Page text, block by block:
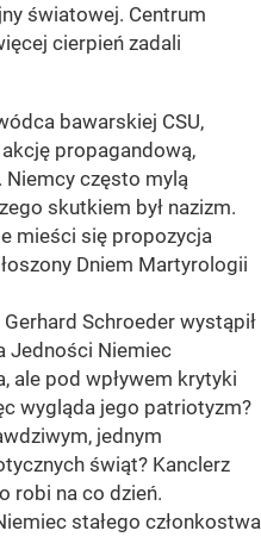
światowej. Centrum
cierpień zadali
bawarskiej CSU,
propagandową,
Niemcy często mylą
skutkiem był nazizm.
mieści się propozycja
Dniem Martyrologii
Schroeder wystąpił
Jedności Niemiec
ale pod wpływem krytyki
wygląda jego patriotyzm?
jednym
świąt? Kanclerz
robi na co dzień.
stałego członkostwa